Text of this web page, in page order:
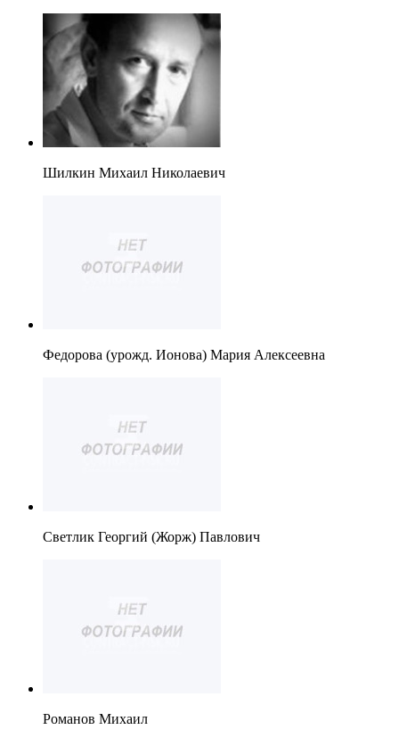
Шилкин Михаил Николаевич
Федорова (урожд. Ионова) Мария Алексеевна
Светлик Георгий (Жорж) Павлович
Романов Михаил